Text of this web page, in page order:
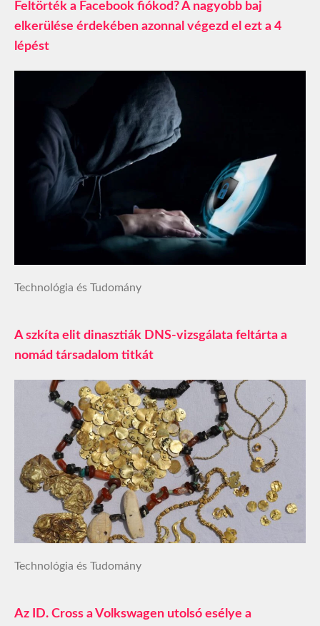
Feltörték a Facebook fiókod? A nagyobb baj
elkerülése érdekében azonnal végezd el ezt a 4
lépést
Technológia és Tudomány
A szkíta elit dinasztiák DNS-vizsgálata feltárta a
nomád társadalom titkát
Technológia és Tudomány
Az ID. Cross a Volkswagen utolsó esélye a